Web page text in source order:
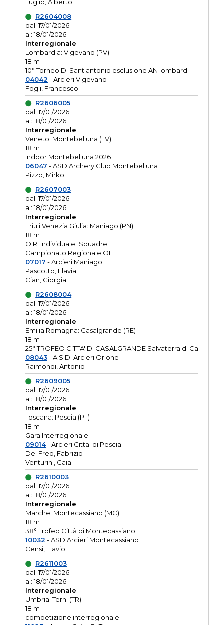
R2604008
dal: 17/01/2026
al: 18/01/2026
Interregionale
Lombardia: Vigevano (PV)
18 m
10° Torneo Di Sant'antonio esclusione AN lombardi
04042 - Arcieri Vigevano
Fogli, Francesco
R2606005
dal: 17/01/2026
al: 18/01/2026
Interregionale
Veneto: Montebelluna (TV)
18 m
Indoor Montebelluna 2026
06047 - ASD Archery Club Montebelluna
Pizzo, Mirko
R2607003
dal: 17/01/2026
al: 18/01/2026
Interregionale
Friuli Venezia Giulia: Maniago (PN)
18 m
O.R. Individuale+Squadre
Campionato Regionale OL
07017 - Arcieri Maniago
Pascotto, Flavia
Cian, Giorgia
R2608004
dal: 17/01/2026
al: 18/01/2026
Interregionale
Emilia Romagna: Casalgrande (RE)
18 m
25° TROFEO CITTA' DI CASALGRANDE Salvaterra di Ca
08043- A.S.D. Arcieri Orione
Raimondi, Antonio
R2609005
dal: 17/01/2026
al: 18/01/2026
Interregionale
Toscana: Pescia (PT)
18 m
Gara Interregionale
09014- Arcieri Citta' di Pescia
Del Freo, Fabrizio
Venturini, Gaia
R2610003
dal: 17/01/2026
al: 18/01/2026
Interregionale
Marche: Montecassiano (MC)
18 m
38° Trofeo Città di Montecassiano
10032 - ASD Arcieri Montecassiano
Censi, Flavio
R2611003
dal: 17/01/2026
al: 18/01/2026
Interregionale
Umbria: Terni (TR)
18 m
competizione interregionale